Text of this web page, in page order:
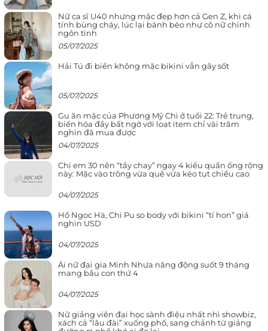
Nữ ca sĩ U40 nhưng mặc đẹp hơn cả Gen Z, khi cá
tính bùng cháy, lúc lại bánh bèo như cô nữ chính
ngôn tình
05/07/2025
Hải Tú đi biển không mặc bikini vẫn gây sốt
05/07/2025
Gu ăn mặc của Phương Mỹ Chi ở tuổi 22: Trẻ trung,
biến hóa đầy bất ngờ với loạt item chỉ vài trăm
nghìn đã mua được
04/07/2025
Chị em 30 nên “tẩy chay” ngay 4 kiểu quần ống rộng
này: Mặc vào trông vừa quê vừa kéo tụt chiều cao
04/07/2025
Hồ Ngọc Hà, Chi Pu so body với bikini “tí hon” giá
nghìn USD
04/07/2025
Ái nữ đại gia Minh Nhựa năng động suốt 9 tháng
mang bầu con thứ 4
04/07/2025
Nữ giảng viên đại học sành điệu nhất nhì showbiz,
xách cả “lâu đài” xuống phố, sang chảnh từ giảng